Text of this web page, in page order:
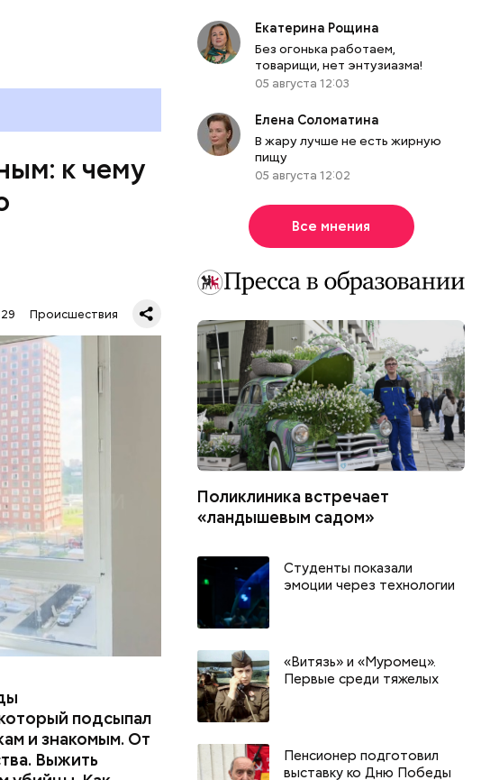
к чему
Происшествия
подсыпал
и знакомым. От
Выжить
в местную
не смогли
мог попасть в
нашли в еде,
Екатерина Рощина
Без огонька работаем,
товарищи, нет энтузиазма!
05 августа 12:03
Елена Соломатина
В жару лучше не есть жирную
пищу
05 августа 12:02
Все мнения
Поликлиника встречает
«ландышевым садом»
Студенты показали
эмоции через технологии
«Витязь» и «Муромец».
Первые среди тяжелых
Пенсионер подготовил
выставку ко Дню Победы